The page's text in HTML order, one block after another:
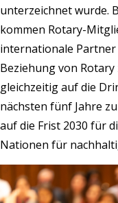
unterzeichnet wurde.
kommen Rotary-
internationale Partner
Beziehung von
gleichzeitig auf die
nächsten fünf Jahre
auf die Frist 2030 für
Nationen für